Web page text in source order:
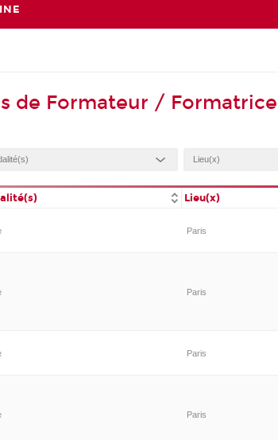
de Formateur / Formatrice
Lieu(x)
Paris
Paris
Paris
Paris